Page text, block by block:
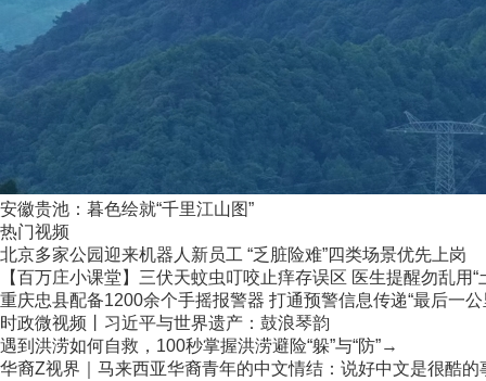
安徽贵池：暮色绘就“千里江山图”
热门视频
北京多家公园迎来机器人新员工 “乏脏险难”四类场景优先上岗
【百万庄小课堂】三伏天蚊虫叮咬止痒存误区 医生提醒勿乱用“
重庆忠县配备1200余个手摇报警器 打通预警信息传递“最后一公
时政微视频丨习近平与世界遗产：鼓浪琴韵
遇到洪涝如何自救，100秒掌握洪涝避险“躲”与“防”→
华裔Z视界｜马来西亚华裔青年的中文情结：说好中文是很酷的